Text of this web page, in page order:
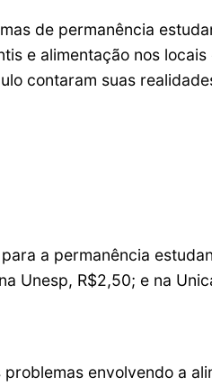
de permanência
e alimentação nos
contaram suas
a permanência
Unesp, R$2,50; e na
envolvendo a